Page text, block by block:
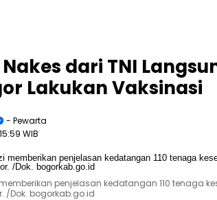
Nakes dari TNI
Lakukan Vaksinasi
- Pewarta
WIB
penjelasan kedatangan 110 tenaga
/Dok. bogorkab.go.id